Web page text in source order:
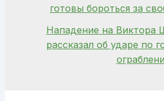
готовы бороться за
Нападение на Виктора
рассказал об ударе по